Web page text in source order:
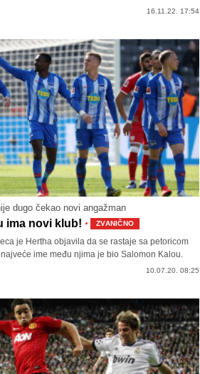
16.11.22. 17:54
dugo čekao novi angažman
ima novi klub! · ZVANIČNO
je Hertha objavila da se rastaje sa petoricom
ime među njima je bio Salomon Kalou.
10.07.20. 08:25